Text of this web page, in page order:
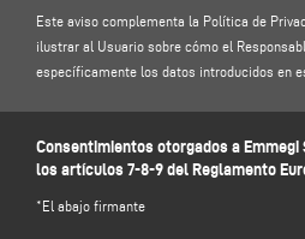
Este aviso complementa la Política de
ilustrar al Usuario sobre cómo el
específicamente los datos introducidos en
1. RESPONSABLE DEL TRATAMIENTO Y
DATOS
Responsable del tratamiento: Emmegi S.p.a.,
Consentimientos otorgados a Emmegi
los artículos 7-8-9 del Reglamento
*El abajo firmante